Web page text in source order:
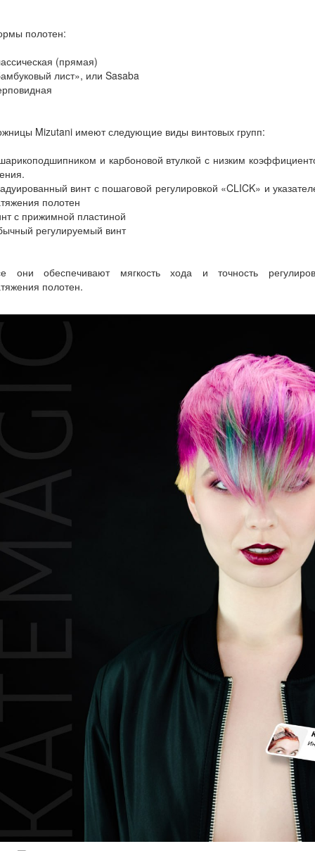
полотен:
(прямая)
лист», или Sasaba
Mizutani имеют следующие виды винтовых групп:
и карбоновой втулкой с низким
винт с пошаговой регулировкой «CLICK» и
полотен
с прижимной пластиной
регулируемый винт
они обеспечивают мягкость хода и точность
полотен.